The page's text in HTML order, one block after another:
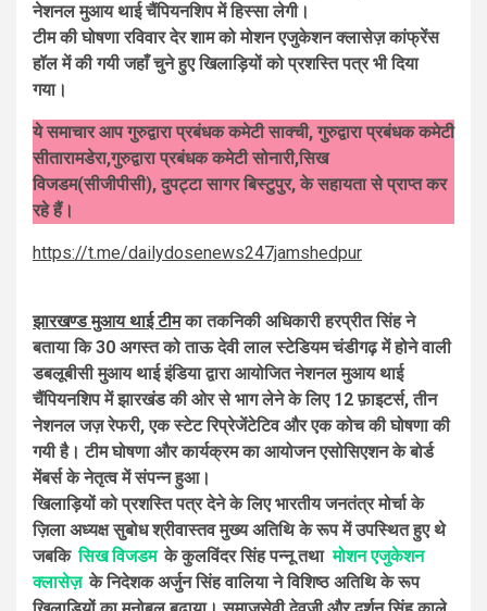
नेशनल मुआय थाई चैंपियनशिप में हिस्सा लेगी।
टीम की घोषणा रविवार देर शाम को मोशन एजुकेशन क्लासेज़ कांफ्रेंस
हॉल में की गयी जहाँ चुने हुए खिलाड़ियों को प्रशस्ति पत्र भी दिया
गया।
ये समाचार आप गुरुद्वारा प्रबंधक कमेटी साक्ची, गुरुद्वारा प्रबंधक कमेटी
सीतारामडेरा,गुरुद्वारा प्रबंधक कमेटी सोनारी,सिख
विजडम(सीजीपीसी), दुपट्टा सागर बिस्टुपुर, के सहायता से प्राप्त कर
रहे हैं।
https://t.me/dailydosenews247jamshedpur
झारखण्ड मुआय थाई टीमका तकनिकी अधिकारी हरप्रीत सिंह ने
बताया कि 30 अगस्त को ताऊ देवी लाल स्टेडियम चंडीगढ़ में होने वाली
डबलूबीसी मुआय थाई इंडिया द्वारा आयोजित नेशनल मुआय थाई
चैंपियनशिप में झारखंड की ओर से भाग लेने के लिए 12 फ़ाइटर्स, तीन
नेशनल जज़ रेफरी, एक स्टेट रिप्रेजेंटेटिव और एक कोच की घोषणा की
गयी है। टीम घोषणा और कार्यक्रम का आयोजन एसोसिएशन के बोर्ड
मेंबर्स के नेतृत्व में संपन्न हुआ।
खिलाड़ियों को प्रशस्ति पत्र देने के लिए भारतीय जनतंत्र मोर्चा के
ज़िला अध्यक्ष सुबोध श्रीवास्तव मुख्य अतिथि के रूप में उपस्थित हुए थे
जबकि सिख विजडम के कुलविंदर सिंह पन्नू तथा मोशन एजुकेशन
क्लासेज़ के निदेशक अर्जुन सिंह वालिया ने विशिष्ठ अतिथि के रूप